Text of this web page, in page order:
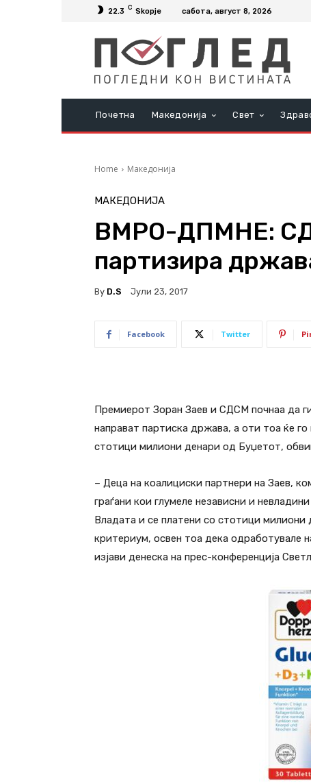
22.3 C Skopje сабота, август 8, 2026
Почетна Македонија Свет
Home Македонија
МАКЕДОНИЈА
ВМРО-ДПМНЕ:
партизира
By D.S Јули 23, 2017
Facebook Twitter
Премиерот Зоран Заев и СДСМ почнаа да
направат партиска држава, а оти тоа ќе
стотици милиони денари од Буџетот,
– Деца на коалициски партнери на Заев,
граѓани кои глумеле независни и
Владата и се платени со стотици милиони
критериум, освен тоа дека одработувале
изјави денеска на прес-конференција